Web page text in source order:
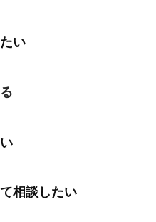
い
相談したい